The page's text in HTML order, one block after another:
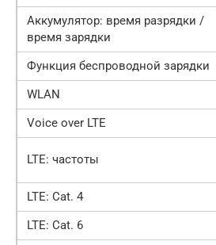
Аккумулятор: время разрядки /
время зарядки
Функция беспроводной зарядки
WLAN
Voice over LTE
LTE: частоты
LTE: Cat. 4
LTE: Cat. 6